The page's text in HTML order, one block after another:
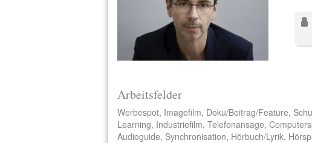
Arbeitsfelder
Werbespot, Imagefilm, Doku/Beitrag/Feature,
Learning, Industriefilm, Telefonansage,
Audioguide, Synchronisation, Hörbuch/Lyrik,